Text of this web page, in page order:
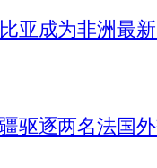
亚成为非洲最
驱逐两名法国